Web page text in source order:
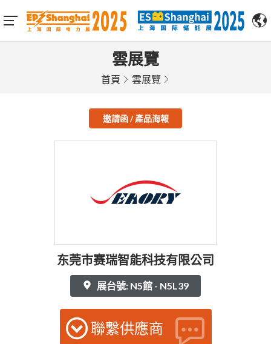
雲展覽
首頁 雲展覽
邀請函 / 產品海報
东莞市赛瑞智能科技有限公司
展台號: N5館 - N5L39
聯繫供應商